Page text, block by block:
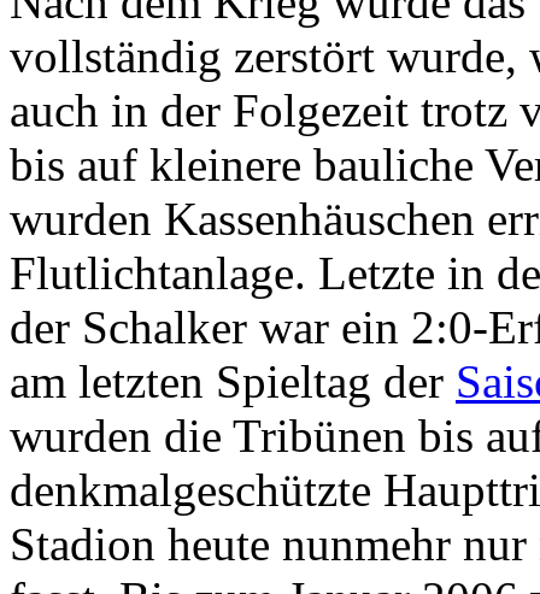
vollständig zerstört wurde,
auch in der Folgezeit trotz
bis auf kleinere bauliche
wurden Kassenhäuschen
Flutlichtanlage. Letzte in
der Schalker war ein 2:0-
am letzten Spieltag der
wurden die Tribünen bis
denkmalgeschützte
Stadion heute nunmehr